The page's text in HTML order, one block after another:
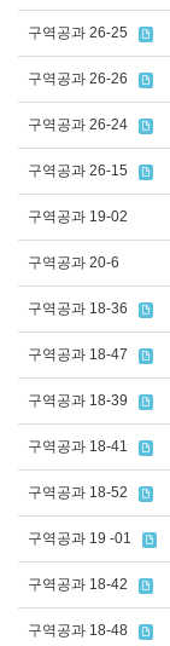
구역공과 26-25
구역공과 26-26
구역공과 26-24
구역공과 26-15
구역공과 19-02
구역공과 20-6
구역공과 18-36
구역공과 18-47
구역공과 18-39
구역공과 18-41
구역공과 18-52
구역공과 19 -01
구역공과 18-42
구역공과 18-48